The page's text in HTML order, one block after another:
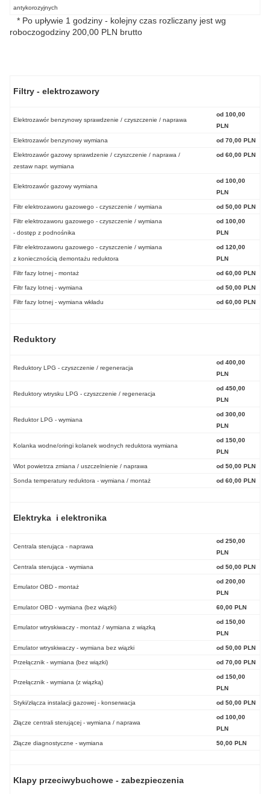
antykorozyjnych
* Po upływie 1 godziny - kolejny czas rozliczany jest wg
roboczogodziny 200,00 PLN brutto
Filtry - elektrozawory
Elektrozawór benzynowy sprawdzenie / czyszczenie / naprawa
od 100,00
PLN
Elektrozawór benzynowy wymiana od 70,00 PLN
Elektrozawór gazowy sprawdzenie / czyszczenie / naprawa /
zestaw napr. wymiana
od 60,00 PLN
Elektrozawór gazowy wymiana
od 100,00
PLN
Filtr elektrozaworu gazowego - czyszczenie / wymiana od 50,00 PLN
Filtr elektrozaworu gazowego - czyszczenie / wymiana
- dostęp z podnośnika
od 100,00
PLN
Filtr elektrozaworu gazowego - czyszczenie / wymiana
z koniecznością demontażu reduktora
od 120,00
PLN
Filtr fazy lotnej - montaż od 60,00 PLN
Filtr fazy lotnej - wymiana od 50,00 PLN
Filtr fazy lotnej - wymiana wkładu od 60,00 PLN
Reduktory
Reduktory LPG - czyszczenie / regeneracja
od 400,00
PLN
Reduktory wtrysku LPG - czyszczenie / regeneracja
od 450,00
PLN
Reduktor LPG - wymiana
od 300,00
PLN
Kolanka wodne/oringi kolanek wodnych reduktora wymiana
od 150,00
PLN
Wlot powietrza zmiana / uszczelnienie / naprawa od 50,00 PLN
Sonda temperatury reduktora - wymiana / montaż od 60,00 PLN
Elektryka i elektronika
Centrala sterująca - naprawa
od 250,00
PLN
Centrala sterująca - wymiana od 50,00 PLN
Emulator OBD - montaż
od 200,00
PLN
Emulator OBD - wymiana (bez wiązki) 60,00 PLN
Emulator wtryskiwaczy - montaż / wymiana z wiązką
od 150,00
PLN
Emulator wtryskiwaczy - wymiana bez wiązki od 50,00 PLN
Przełącznik - wymiana (bez wiązki) od 70,00 PLN
Przełącznik - wymiana (z wiązką)
od 150,00
PLN
Styki/złącza instalacji gazowej - konserwacja od 50,00 PLN
Złącze centrali sterującej - wymiana / naprawa
od 100,00
PLN
Złącze diagnostyczne - wymiana 50,00 PLN
Klapy przeciwybuchowe - zabezpieczenia